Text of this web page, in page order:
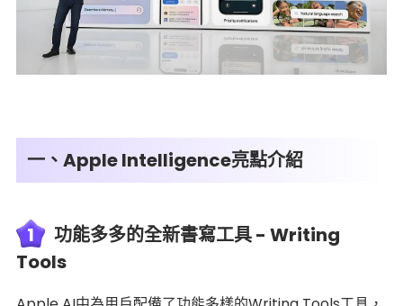
一、Apple Intelligence亮點介紹
1
功能多多的全新書寫工具 - Writing
Tools